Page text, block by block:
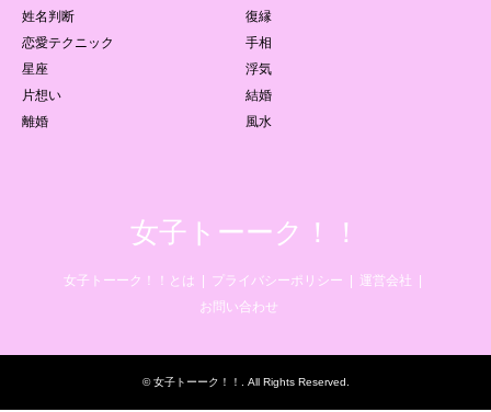
姓名判断
復縁
恋愛テクニック
手相
星座
浮気
片想い
結婚
離婚
風水
女子トーーク！！
女子トーーク！！とは プライバシーポリシー
運営会社
お問い合わせ
©女子トーーク！！ . All Rights Reserved.